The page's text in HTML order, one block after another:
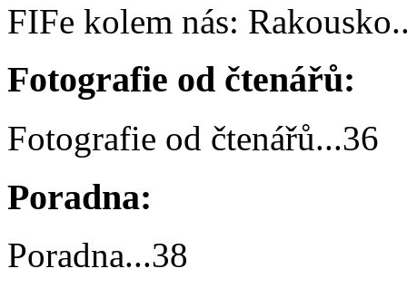
FIFe kolem nás: Rakousko
Fotografie od čtenářů:
Fotografie od čtenářů...36
Poradna:
Poradna...38